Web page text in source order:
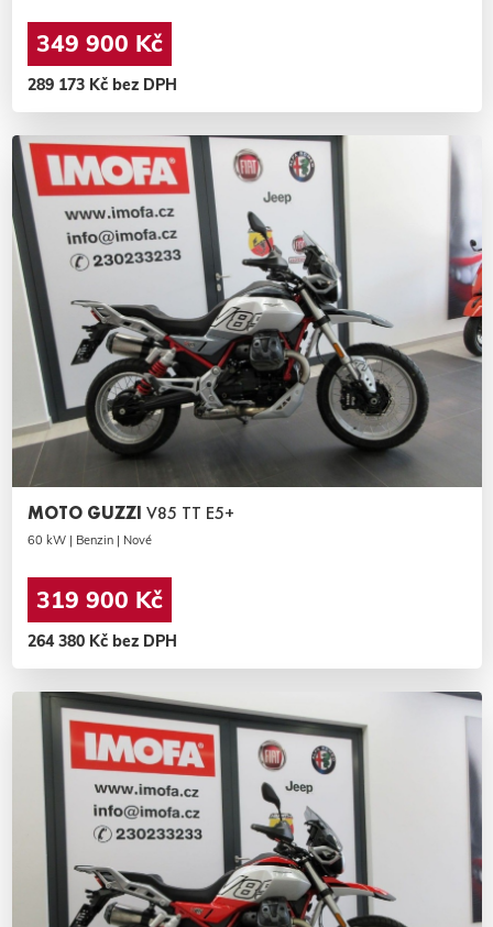
349 900 Kč
289 173 Kč bez DPH
MOTO GUZZI V85 TT E5+
60 kW | Benzin | Nové
319 900 Kč
264 380 Kč bez DPH